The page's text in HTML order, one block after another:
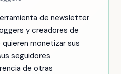
de newsletter
y creadores de
monetizar sus
seguidores
de otras